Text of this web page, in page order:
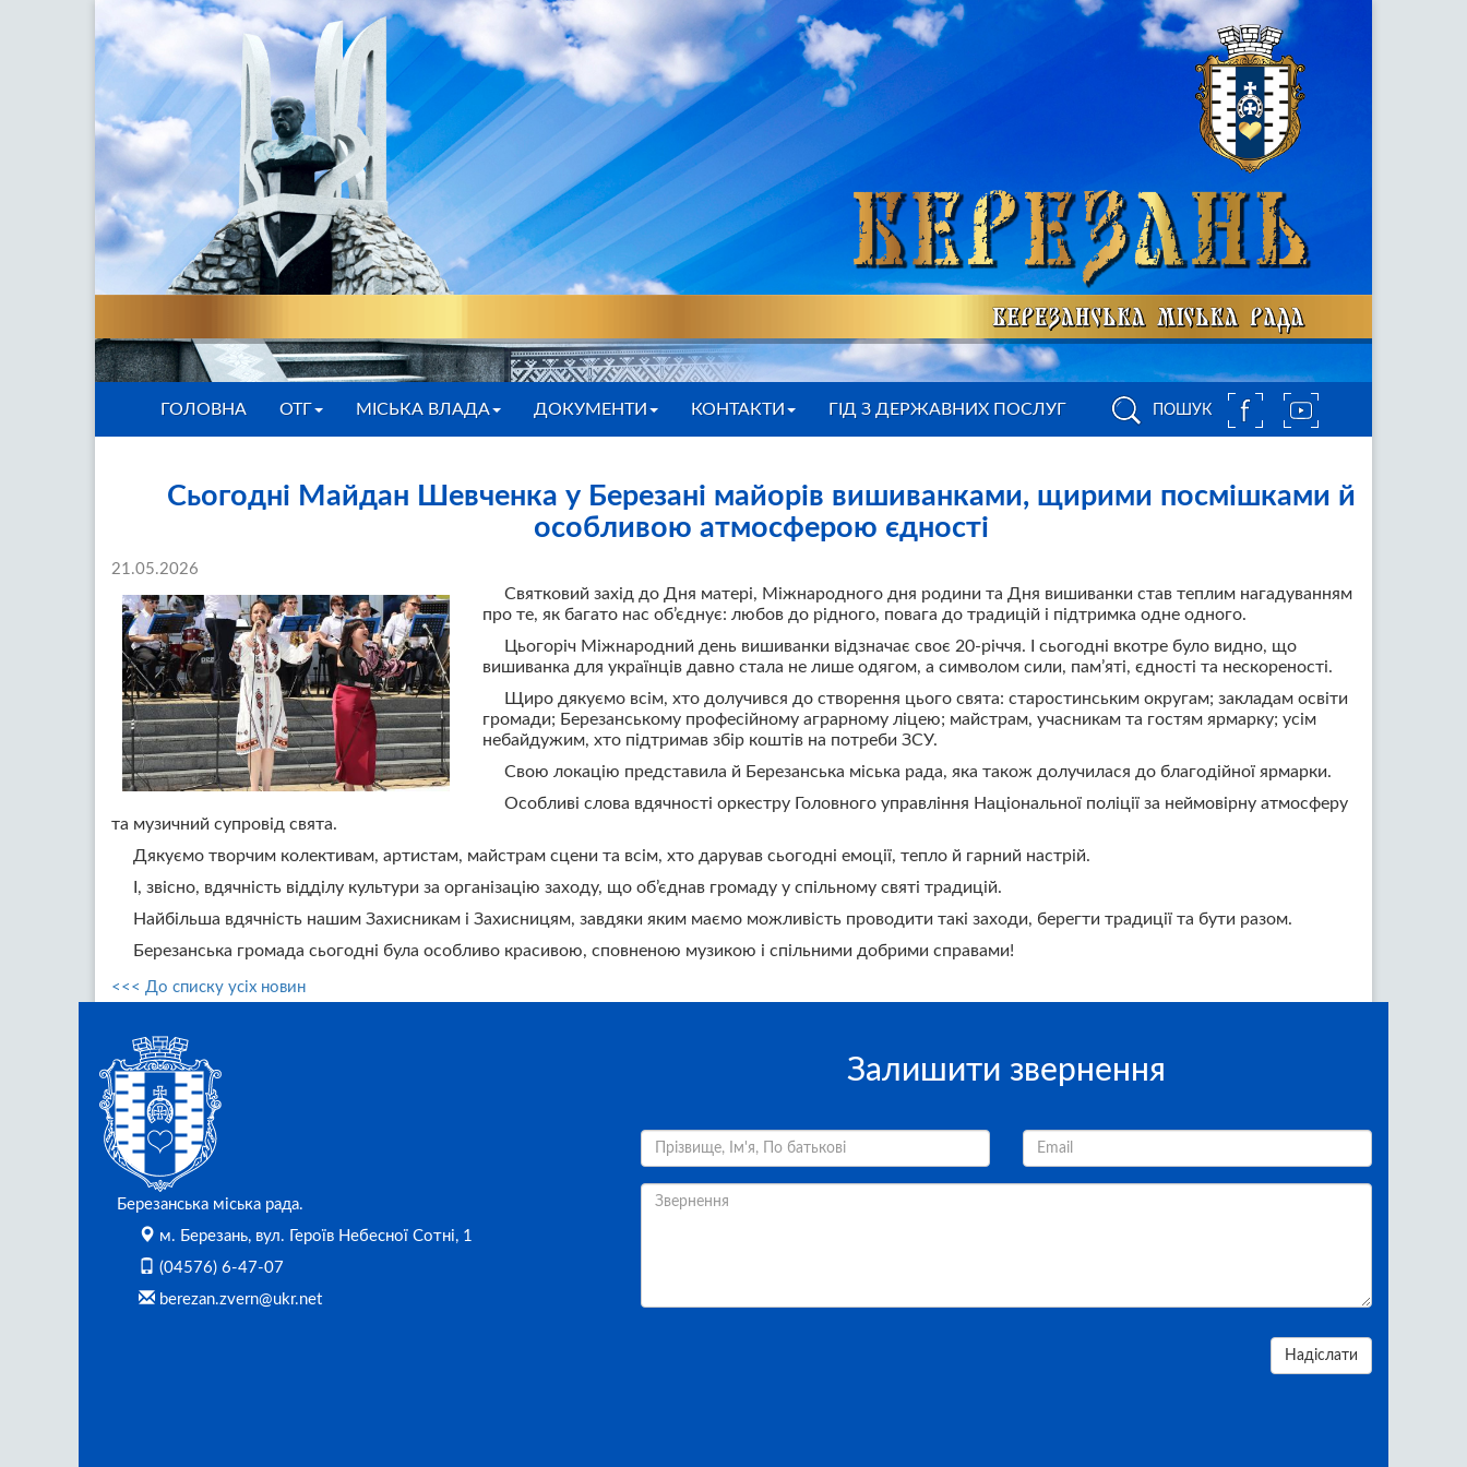
ПОШУК
ГОЛОВНА ОТГ МІСЬКА ВЛАДА ДОКУМЕНТИ КОНТАКТИ ГІД З ДЕРЖАВНИХ ПОСЛУГ
Сьогодні Майдан Шевченка у Березані майорів вишиванками, щирими посмішками й
особливою атмосферою єдності
21.05.2026
Святковий захід до Дня матері, Міжнародного дня родини та Дня вишиванки став теплим нагадуванням
про те, як багато нас об’єднує: любов до рідного, повага до традицій і підтримка одне одного.
Цьогоріч Міжнародний день вишиванки відзначає своє 20-річчя. І сьогодні вкотре було видно, що
вишиванка для українців давно стала не лише одягом, а символом сили, пам’яті, єдності та нескореності.
Щиро дякуємо всім, хто долучився до створення цього свята: старостинським округам; закладам освіти
громади; Березанському професійному аграрному ліцею; майстрам, учасникам та гостям ярмарку; усім
небайдужим, хто підтримав збір коштів на потреби ЗСУ.
Свою локацію представила й Березанська міська рада, яка також долучилася до благодійної ярмарки.
Особливі слова вдячності оркестру Головного управління Національної поліції за неймовірну атмосферу
та музичний супровід свята.
Дякуємо творчим колективам, артистам, майстрам сцени та всім, хто дарував сьогодні емоції, тепло й гарний настрій.
І, звісно, вдячність відділу культури за організацію заходу, що об’єднав громаду у спільному святі традицій.
Найбільша вдячність нашим Захисникам і Захисницям, завдяки яким маємо можливість проводити такі заходи, берегти традиції та бути разом.
Березанська громада сьогодні була особливо красивою, сповненою музикою і спільними добрими справами!
<<< До списку усіх новин
Березанська міська рада.
м. Березань, вул. Героїв Небесної Сотні, 1
(04576) 6-47-07
berezan.zvern@ukr.net
Залишити звернення
Надіслати